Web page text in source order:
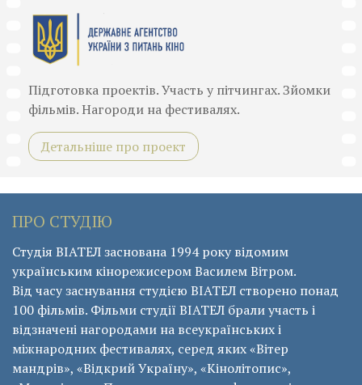
Підготовка проектів. Участь у пітчингах. Зйомки
фільмів. Нагороди на фестивалях.
Детальніше про проект
ПРО СТУДІЮ
Студія ВІАТЕЛ заснована 1994 року відомим
українським кінорежисером Василем Вітром.
Від часу заснування студією ВІАТЕЛ створено понад
100 фільмів. Фільми студії ВІАТЕЛ брали участь і
відзначені нагородами на всеукраїнських і
міжнародних фестивалях, серед яких «Вітер
мандрів», «Відкрий Україну», «Кінолітопис»,